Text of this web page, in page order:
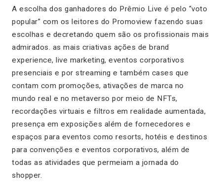
A escolha dos ganhadores do Prêmio Live é pelo “voto
popular” com os leitores do Promoview fazendo suas
escolhas e decretando quem são os profissionais mais
admirados. as mais criativas ações de brand
experience, live marketing, eventos corporativos
presenciais e por streaming e também cases que
contam com promoções, ativações de marca no
mundo real e no metaverso por meio de NFTs,
recordações virtuais e filtros em realidade aumentada,
presença em exposições além de fornecedores e
espaços para eventos como resorts, hotéis e destinos
para convenções e eventos corporativos, além de
todas as atividades que permeiam a jornada do
shopper.